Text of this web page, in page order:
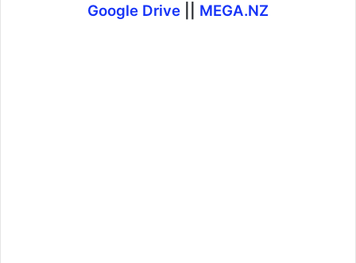
Google Drive MEGA.NZ